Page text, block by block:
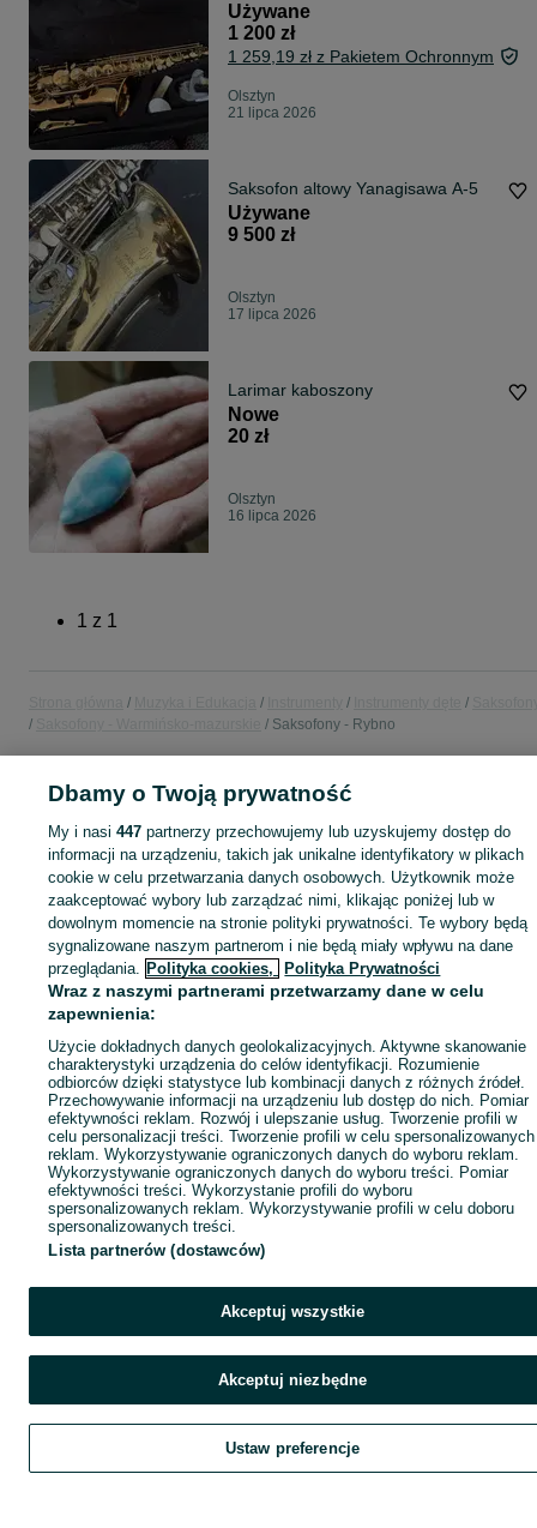
Używane
1 200 zł
1 259,19 zł z Pakietem Ochronnym
Olsztyn
21 lipca 2026
Saksofon altowy Yanagisawa A-5
Używane
9 500 zł
Olsztyn
17 lipca 2026
Larimar kaboszony
Nowe
20 zł
Olsztyn
16 lipca 2026
1 z 1
Saksofony - Rybno
KATEGORIA
Sprzedaż saksofonów Rybno ▶️ altowe, tenorowe, sopranowe, barytonowe ✅ Nowe i używane w atrakcyjnych cenach ✌ Kupuj i sprzedawaj na OLX.pl! Zobacz
Mapa kategorii
Mapa miejscowości
Mapa ministron
Popularne wyszukiwania
Szukaj Obserwujesz Dodaj Czat
Dbamy o Twoją prywatność
My i nasi447 partnerzy przechowujemy lub uzyskujemy dostęp do
informacji na urządzeniu, takich jak unikalne identyfikatory w plikach
cookie w celu przetwarzania danych osobowych. Użytkownik może
zaakceptować wybory lub zarządzać nimi, klikając poniżej lub w
dowolnym momencie na stronie polityki prywatności. Te wybory będą
sygnalizowane naszym partnerom i nie będą miały wpływu na dane
przeglądania. Polityka cookies, Polityka Prywatności
Wraz z naszymi partnerami przetwarzamy dane w celu
zapewnienia:
Użycie dokładnych danych geolokalizacyjnych. Aktywne skanowanie
charakterystyki urządzenia do celów identyfikacji. Rozumienie
odbiorców dzięki statystyce lub kombinacji danych z różnych źródeł.
Przechowywanie informacji na urządzeniu lub dostęp do nich. Pomiar
efektywności reklam. Rozwój i ulepszanie usług. Tworzenie profili w
celu personalizacji treści. Tworzenie profili w celu spersonalizowanych
reklam. Wykorzystywanie ograniczonych danych do wyboru reklam.
Wykorzystywanie ograniczonych danych do wyboru treści. Pomiar
efektywności treści. Wykorzystanie profili do wyboru
spersonalizowanych reklam. Wykorzystywanie profili w celu doboru
spersonalizowanych treści.
Lista partnerów (dostawców)
Akceptuj wszystkie
Akceptuj niezbędne
Ustaw preferencje